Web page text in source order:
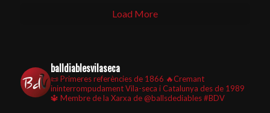
Load More
balldiablesvilaseca
📜 Primeres referències de 1866 🔥Cremant
ininterrompudament Vila-seca i Catalunya des de 1989
🔱 Membre de la Xarxa de @ballsdediables#BDV